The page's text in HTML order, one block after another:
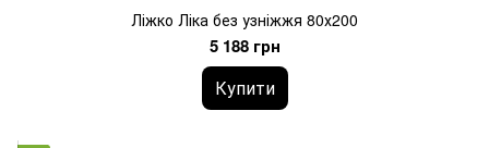
Ліжко Ліка без узніжжя 80х200
5 188 грн
Купити